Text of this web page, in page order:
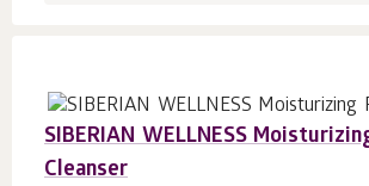
SIBERIAN WELLNESS
Cleanser